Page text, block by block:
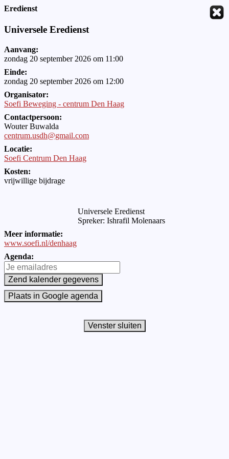
Eredienst
Universele Eredienst
Aanvang:
zondag 20 september 2026 om 11:00
Einde:
zondag 20 september 2026 om 12:00
Organisator:
Soefi Beweging - centrum Den Haag
Contactpersoon:
Wouter Buwalda
centrum.usdh@gmail.com
Locatie:
Soefi Centrum Den Haag
Kosten:
vrijwillige bijdrage
Universele Eredienst
Spreker: Ishrafil Molenaars
Meer informatie:
www.soefi.nl/denhaag
Agenda: